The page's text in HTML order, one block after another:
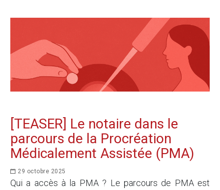
[TEASER] Le notaire dans le
parcours de la Procréation
Médicalement Assistée (PMA)
29 octobre 2025
Qui a accès à la PMA ? Le parcours de PMA est